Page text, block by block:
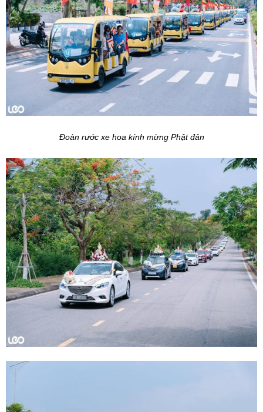
Đoàn rước xe hoa kính mừng Phật đản